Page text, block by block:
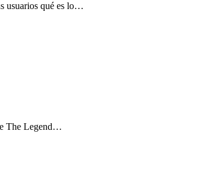
usuarios qué es lo…
The Legend…